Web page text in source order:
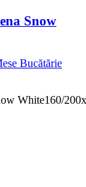
Snow
Bucătărie
White160/